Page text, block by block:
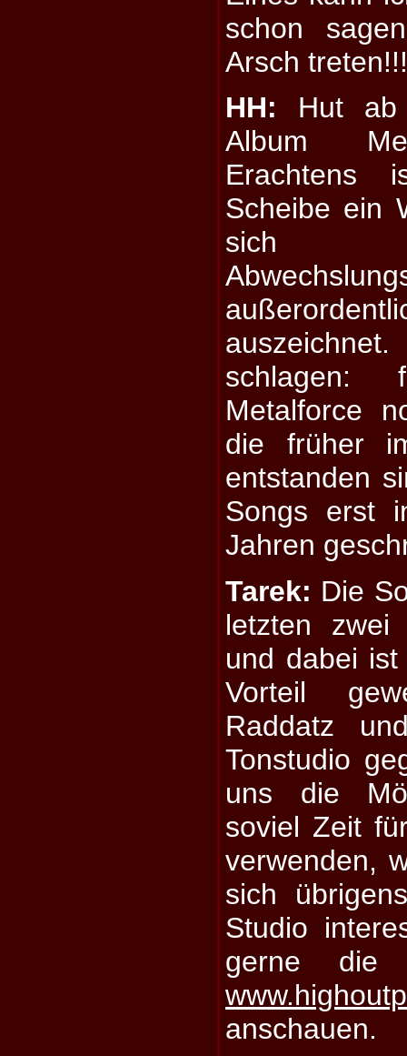
schon
Arsch
HH: Hut ab
Album
Scheibe ein
schlagen:
Metalforce
die früher
entstanden
Songs erst
Jahren
Tarek: Die
letzten zwei
und dabei
Vorteil
Raddatz
Tonstudio
uns die
soviel Zeit
verwenden,
sich
Studio
gerne die
anschauen.